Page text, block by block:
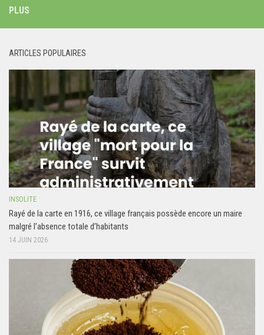
PLUS
ARTICLES POPULAIRES
INSOLITE
Rayé de la carte en 1916, ce village français possède encore un maire
malgré l’absence totale d’habitants
14 JUIN 2026